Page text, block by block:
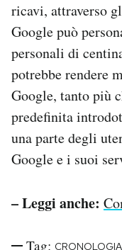
ricavi, attraverso
Google può
personali di
potrebbe rendere
Google, tanto più
predefinita
una parte degli
Google e i suoi
– Leggi anche:
Tag: CRONOLOGIA